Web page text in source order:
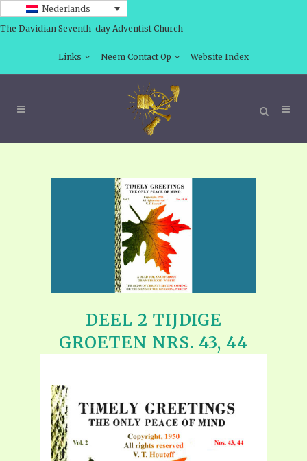
Nederlands
The Davidian Seventh-day Adventist Church
Links Neem Contact Op Website Index
DEEL 2 TIJDIGE
GROETEN NRS. 43, 44